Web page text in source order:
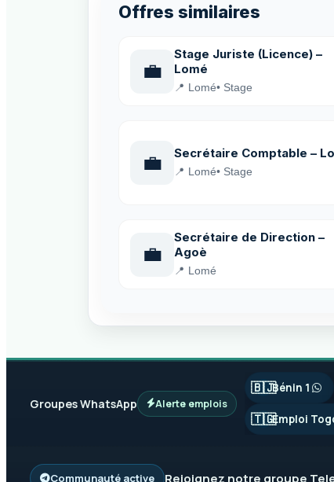
Offres similaires
💼
Stage Juriste (Licence) –
Lomé
📍 Lomé• Stage
💼 Secrétaire Comptable –
📍 Lomé• Stage
💼
Secrétaire de Direction –
Agoè
📍 Lomé
Groupes WhatsApp Alerte emplois
🇧🇯Bénin 1
🇹🇬Emploi
Communauté active Rejoignez notre groupe